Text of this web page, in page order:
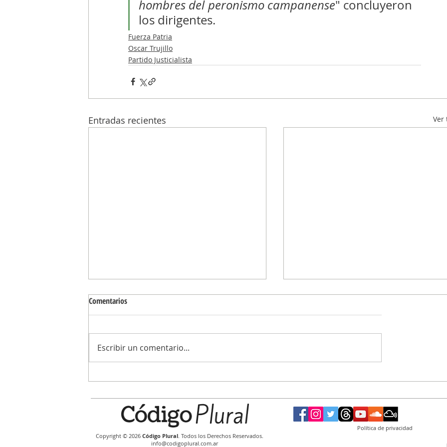
hombres del peronismo campanense" concluyeron
los dirigentes.
Fuerza Patria
Oscar Trujillo
Partido Justicialista
Entradas recientes Ver
Carina Torres: “Mientras Lagar se perfila
como el candidato de Abella, los comercios
siguen esperando respuestas del
Municipio”
De los dos lados del mostrador: el senador
libertario Joaquín Benegas Lynch, en la mira
Comentarios
Escribir un comentario...
Copyright © 2026 Código Plural. Todos los Derechos Reservados.
info@codigoplural.com.ar
Política de privacidad